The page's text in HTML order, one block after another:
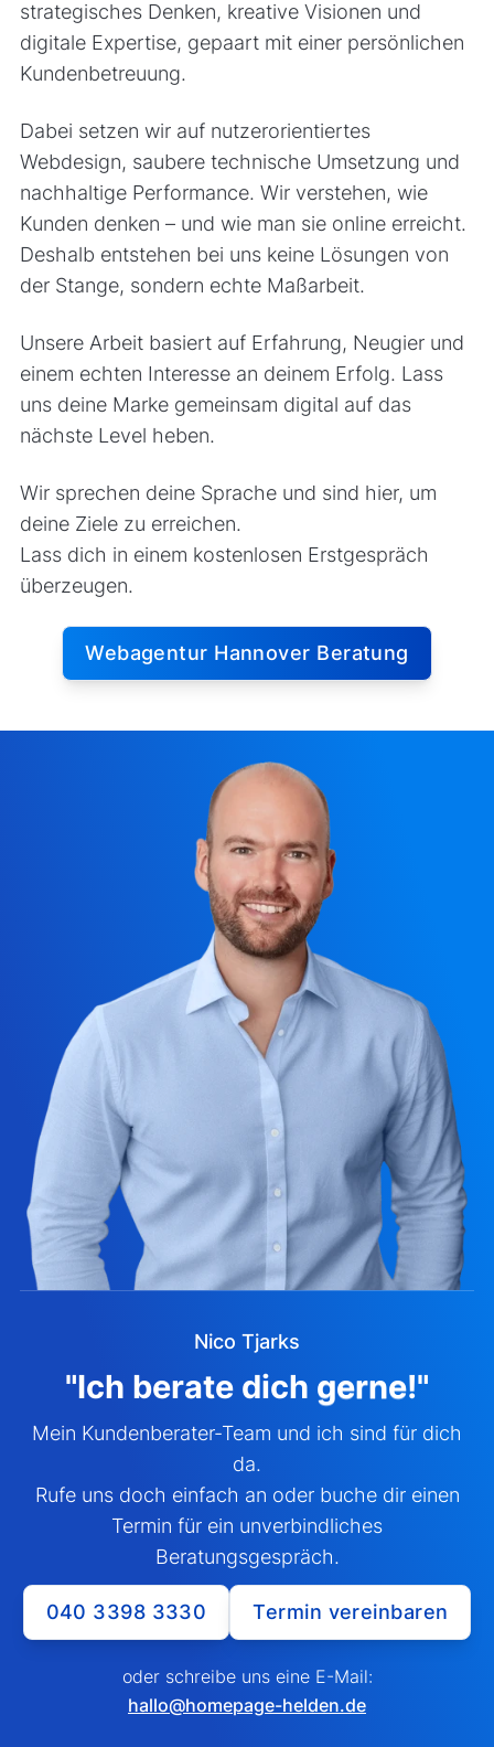
strategisches Denken, kreative Visionen und
digitale Expertise, gepaart mit einer persönlichen
Kundenbetreuung.
Dabei setzen wir auf nutzerorientiertes
Webdesign, saubere technische Umsetzung und
nachhaltige Performance. Wir verstehen, wie
Kunden denken – und wie man sie online erreicht.
Deshalb entstehen bei uns keine Lösungen von
der Stange, sondern echte Maßarbeit.
Unsere Arbeit basiert auf Erfahrung, Neugier und
einem echten Interesse an deinem Erfolg. Lass
uns deine Marke gemeinsam digital auf das
nächste Level heben.
Wir sprechen deine Sprache und sind hier, um
deine Ziele zu erreichen.
Lass dich in einem kostenlosen Erstgespräch
überzeugen.
Webagentur Hannover Beratung
Nico Tjarks
"Ich berate dich gerne!"
Mein Kundenberater-Team und ich sind für dich
da.
Rufe uns doch einfach an oder buche dir einen
Termin für ein unverbindliches
Beratungsgespräch.
040 3398 3330 Termin vereinbaren
oder schreibe uns eine E-Mail:
hallo@homepage-helden.de